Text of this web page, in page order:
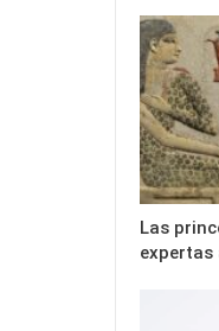
Las
expertas